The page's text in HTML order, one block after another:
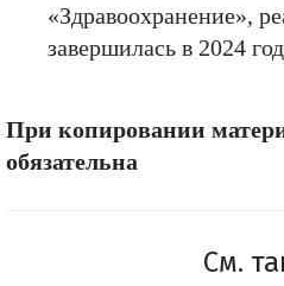
«Здравоохранение»,
завершилась в 2024
При копировании
обязательна
См.